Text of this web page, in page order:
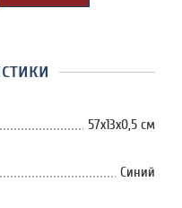
57х13х0,5 см
Синий